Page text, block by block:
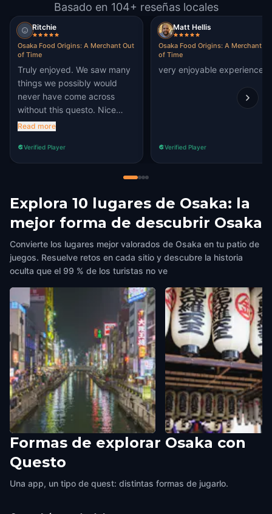
Basado en 104+ reseñas locales
Ritchie
Osaka Food Origins: A Merchant Out
of Time
Truly enjoyed. We saw many
things we possibly would
never have come across
without this questo. Nice
peaceful end to our questo
enthralling sights.
Read more
Verified Player
Matt Hellis
Osaka Food Origins: A Merchant
of Time
very enjoyable experience
Verified Player
Explora 10 lugares de Osaka: la
mejor forma de descubrir Osaka
Convierte los lugares mejor valorados de Osaka en tu patio de
juegos. Resuelve retos en cada sitio y descubre la historia
oculta que el 99 % de los turistas no ve
Ebisu Bridge
Osaka,Japan
Hōzenji Temple
Formas de explorar Osaka con
Questo
Una app, un tipo de quest: distintas formas de jugarlo.